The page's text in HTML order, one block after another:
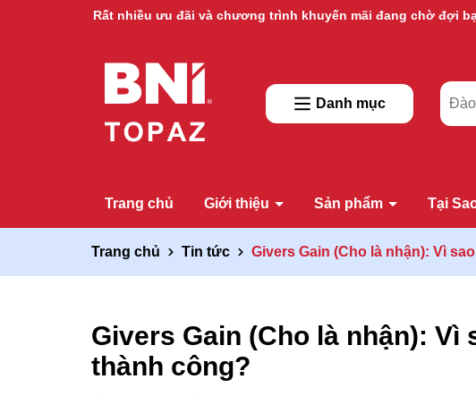
Ưu đãi lớn dành cho thành viên mới
Danh mục
Trang chủ Giới thiệu Sản phẩm Tại
Trang chủ Tin tức Givers Gain (Cho là nhận): Vì
Givers Gain (Cho là nhận): Vì
thành công?